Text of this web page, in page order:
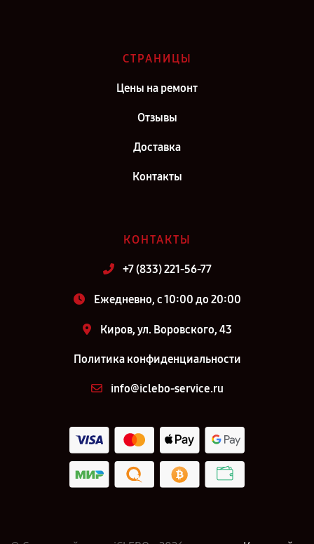
Ремонт робота-пылесоса iCLEBO Omega White в г. Москва
СТРАНИЦЫ
Цены на ремонт
Отзывы
Доставка
Контакты
КОНТАКТЫ
+7 (833) 221-56-77
Ежедневно, с 10:00 до 20:00
Киров, ул. Воровского, 43
Политика конфиденциальности
info@iclebo-service.ru